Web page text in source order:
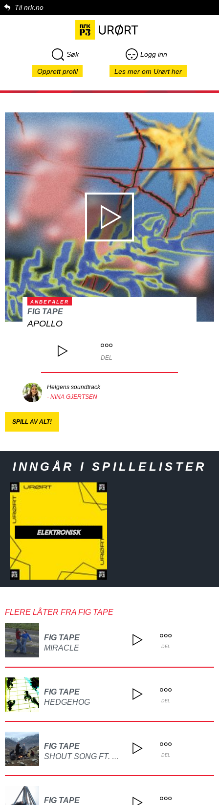
Til nrk.no
Søk Logg inn
Opprett profil Les mer om Urørt her
ANBEFALER
FIG TAPE
APOLLO
DEL
Helgens soundtrack
- NINA GJERTSEN
SPILL AV ALT!
INNGÅR I SPILLELISTER
ELEKTRONISK
FLERE LÅTER FRA FIG TAPE
FIG TAPE
MIRACLE
DEL
FIG TAPE
HEDGEHOG
DEL
FIG TAPE
SHOUT SONG FT. BOTAII DEL
FIG TAPE